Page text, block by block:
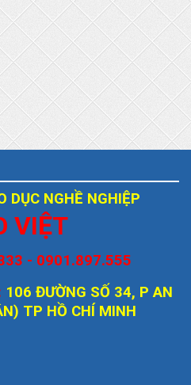
DỤC NGHỀ NGHIỆP
VIỆT
- 0901.897.555
106 ĐƯỜNG SỐ 34, P AN
TP HỒ CHÍ MINH